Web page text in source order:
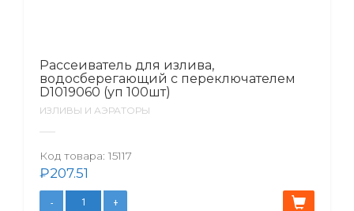
Рассеиватель для излива,
водосберегающий с переключателем
D1019060 (уп 100шт)
ИЗЛИВЫ И АЭРАТОРЫ
Код товара: 15117
₽207.51